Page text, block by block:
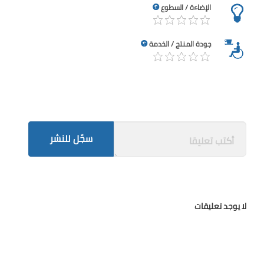
الإضاءة / السطوع
جودة المنتج / الخدمة
سجّل للنشر
لا يوجد تعليقات